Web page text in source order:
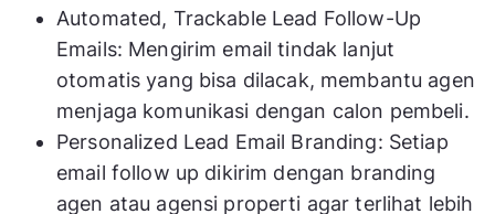
Automated, Trackable Lead Follow-Up
Emails: Mengirim email tindak lanjut
otomatis yang bisa dilacak, membantu agen
menjaga komunikasi dengan calon pembeli.
Personalized Lead Email Branding: Setiap
email follow up dikirim dengan branding
agen atau agensi properti agar terlihat lebih